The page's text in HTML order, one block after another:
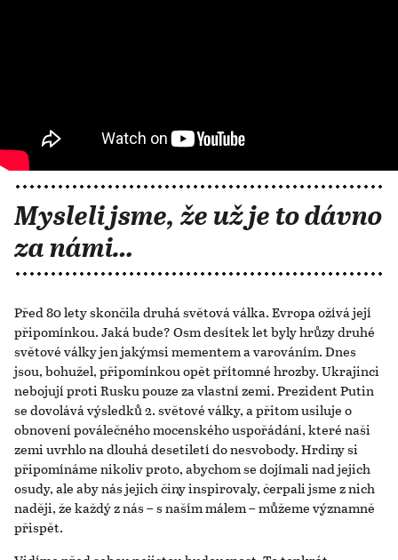
Mysleli jsme, že už je to dávno
za námi…
Před 80 lety skončila druhá světová válka. Evropa ožívá její
připomínkou. Jaká bude? Osm desítek let byly hrůzy druhé
světové války jen jakýmsi mementem a varováním. Dnes
jsou, bohužel, připomínkou opět přítomné hrozby. Ukrajinci
nebojují proti Rusku pouze za vlastní zemi. Prezident Putin
se dovolává výsledků 2. světové války, a přitom usiluje o
obnovení poválečného mocenského uspořádání, které naši
zemi uvrhlo na dlouhá desetiletí do nesvobody. Hrdiny si
připomínáme nikoliv proto, abychom se dojímali nad jejich
osudy, ale aby nás jejich činy inspirovaly, čerpali jsme z nich
naději, že každý z nás – s naším málem – můžeme významně
přispět.